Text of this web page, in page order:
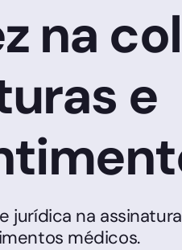
na
e
jurídica na
médicos.